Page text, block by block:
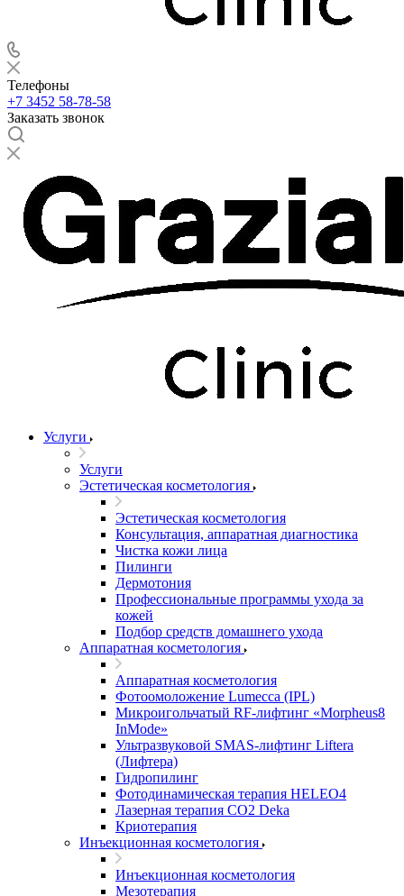
Телефоны
+7 3452 58-78-58
Заказать звонок
Услуги
Услуги
Эстетическая косметология
Эстетическая косметология
Консультация, аппаратная диагностика
Чистка кожи лица
Пилинги
Дермотония
Профессиональные программы ухода за
кожей
Подбор средств домашнего ухода
Аппаратная косметология
Аппаратная косметология
Фотоомоложение Lumecca (IPL)
Микроигольчатый RF-лифтинг «Morpheus8
InMode»
Ультразвуковой SMAS-лифтинг Liftera
(Лифтера)
Гидропилинг
Фотодинамическая терапия HELEO4
Лазерная терапия CO2 Deka
Криотерапия
Инъекционная косметология
Инъекционная косметология
Мезотерапия